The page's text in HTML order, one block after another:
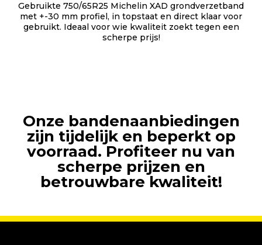
Gebruikte 750/65R25 Michelin XAD grondverzetband
met +-30 mm profiel, in topstaat en direct klaar voor
gebruikt. Ideaal voor wie kwaliteit zoekt tegen een
scherpe prijs!
Onze bandenaanbiedingen
zijn tijdelijk en beperkt op
voorraad. Profiteer nu van
scherpe prijzen en
betrouwbare kwaliteit!